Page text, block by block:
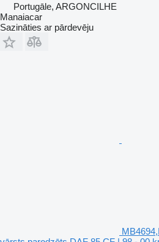
Portugāle, ARGONCILHE
Manaiacar
Sazināties ar pārdevēju